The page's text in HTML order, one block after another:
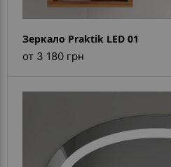
Зеркало Praktik LED 01
от 3 180 грн